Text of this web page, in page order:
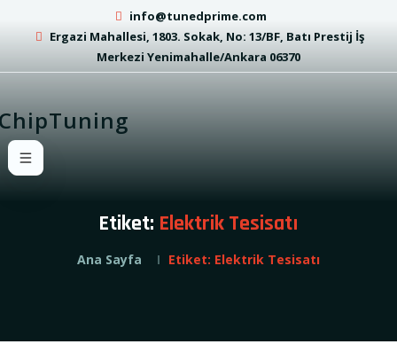
info@tunedprime.com
Ergazi Mahallesi, 1803. Sokak, No: 13/BF, Batı Prestij İş
Merkezi Yenimahalle/Ankara 06370
Etiket: Elektrik Tesisatı
Ana Sayfa Etiket: Elektrik Tesisatı